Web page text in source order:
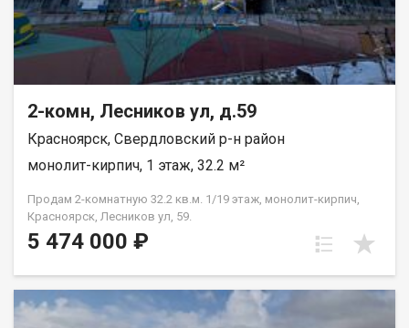
2-комн, Лесников ул, д.59
Красноярск, Свердловский р-н район
монолит-кирпич, 1 этаж, 32.2 м²
Продам 2-комнатную 32.2 кв.м. 1/19 этаж, монолит-кирпич,
Красноярск, Лесников ул, 59.
5 474 000 ₽